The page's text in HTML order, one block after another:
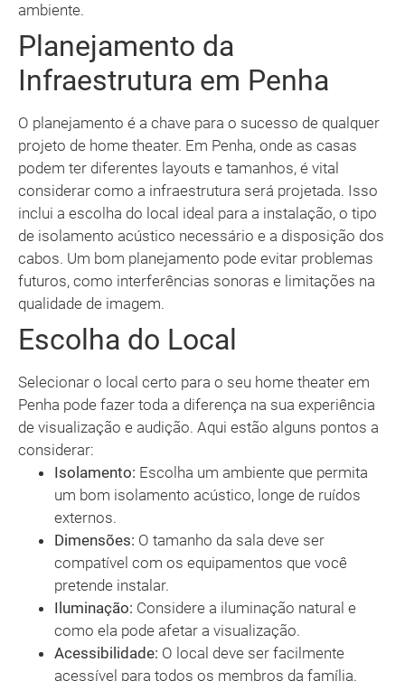
ambiente.
Planejamento da
Infraestrutura em Penha
O planejamento é a chave para o sucesso de qualquer
projeto de home theater. Em Penha, onde as casas
podem ter diferentes layouts e tamanhos, é vital
considerar como a infraestrutura será projetada. Isso
inclui a escolha do local ideal para a instalação, o tipo
de isolamento acústico necessário e a disposição dos
cabos. Um bom planejamento pode evitar problemas
futuros, como interferências sonoras e limitações na
qualidade de imagem.
Escolha do Local
Selecionar o local certo para o seu home theater em
Penha pode fazer toda a diferença na sua experiência
de visualização e audição. Aqui estão alguns pontos a
considerar:
Isolamento: Escolha um ambiente que permita
um bom isolamento acústico, longe de ruídos
externos.
Dimensões: O tamanho da sala deve ser
compatível com os equipamentos que você
pretende instalar.
Iluminação: Considere a iluminação natural e
como ela pode afetar a visualização.
Acessibilidade: O local deve ser facilmente
acessível para todos os membros da família.